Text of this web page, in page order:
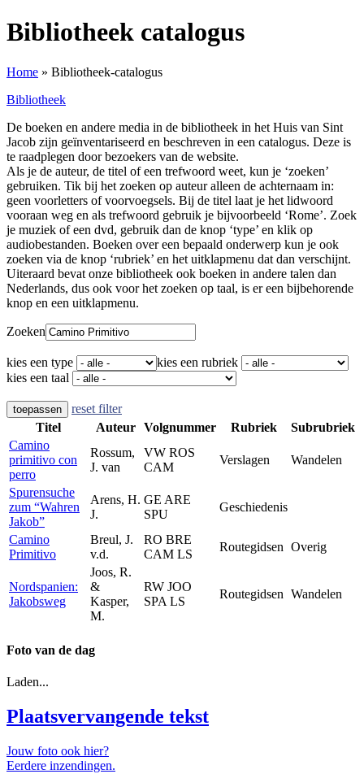
Bibliotheek catalogus
Home » Bibliotheek-catalogus
Bibliotheek
De boeken en andere media in de bibliotheek in het Huis van Sint
Jacob zijn geïnventariseerd en beschreven in een catalogus. Deze is
te raadplegen door bezoekers van de website.
Als je de auteur, de titel of een trefwoord weet, kun je ‘zoeken’
gebruiken. Tik bij het zoeken op auteur alleen de achternaam in:
geen voorletters of voorvoegsels. Bij de titel laat je het lidwoord
vooraan weg en als trefwoord gebruik je bijvoorbeeld ‘Rome’. Zoek
je muziek of een dvd, gebruik dan de knop ‘type’ en klik op
audiobestanden. Boeken over een bepaald onderwerp kun je ook
zoeken via de knop ‘rubriek’ en het uitklapmenu dat dan verschijnt.
Uiteraard bevat onze bibliotheek ook boeken in andere talen dan
Nederlands, dus ook voor het zoeken op taal, is er een bijbehorende
knop en een uitklapmenu.
Zoeken
kies een type
kies een rubriek
kies een taal
toepassen
reset filter
Titel
Auteur Volgnummer Rubriek
Subrubriek
Camino
primitivo con
perro
Rossum,
J. van
VW ROS
CAM
Verslagen Wandelen
Spurensuche
zum “Wahren
Jakob”
Arens, H.
J.
GE ARE
SPU
Geschiedenis
Camino
Primitivo
Breul, J.
v.d.
RO BRE
CAM LS
Routegidsen Overig
Nordspanien:
Jakobsweg
Joos, R.
&
Kasper,
M.
RW JOO
SPA LS
Routegidsen Wandelen
Foto van de dag
Laden...
Plaatsvervangende tekst
Jouw foto ook hier?
Eerdere inzendingen.